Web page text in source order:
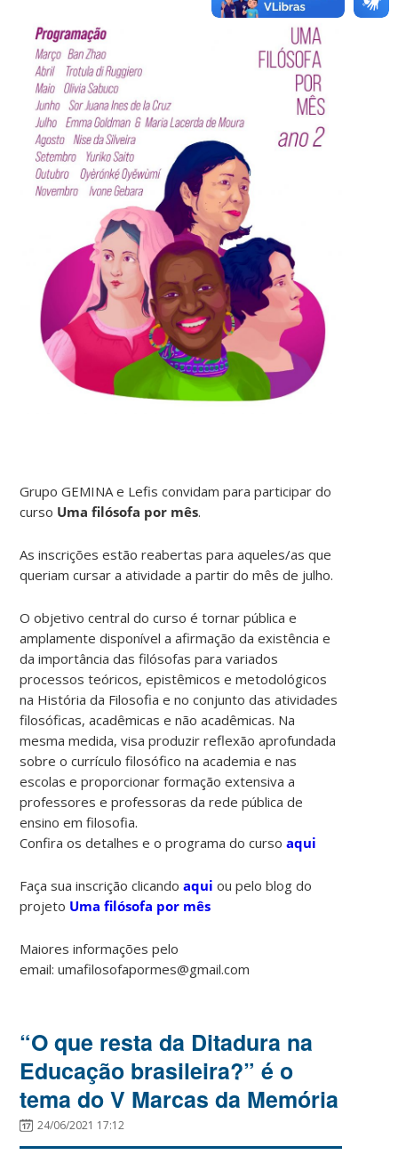
Grupo GEMINA e Lefis convidam para participar do
curso Uma filósofa por mês.
As inscrições estão reabertas para aqueles/as que
queriam cursar a atividade a partir do mês de julho.
O objetivo central do curso é tornar pública e
amplamente disponível a afirmação da existência e
da importância das filósofas para variados
processos teóricos, epistêmicos e metodológicos
na História da Filosofia e no conjunto das atividades
filosóficas, acadêmicas e não acadêmicas. Na
mesma medida, visa produzir reflexão aprofundada
sobre o currículo filosófico na academia e nas
escolas e proporcionar formação extensiva a
professores e professoras da rede pública de
ensino em filosofia.
Confira os detalhes e o programa do cursoaqui
Faça sua inscrição clicandoaqui ou pelo blog do
projeto Uma filósofa por mês
Maiores informações pelo
email: umafilosofapormes@gmail.com
“O que resta da Ditadura na
Educação brasileira?” é o
tema do V Marcas da Memória
24/06/2021 17:12